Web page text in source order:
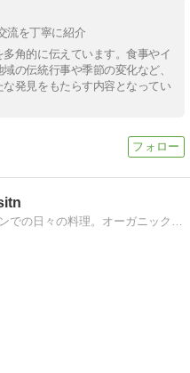
流を丁寧に紹介
角的に伝えています。食事やイ
の伝統行事や季節の変化など、
発見をもたらす内容となってい